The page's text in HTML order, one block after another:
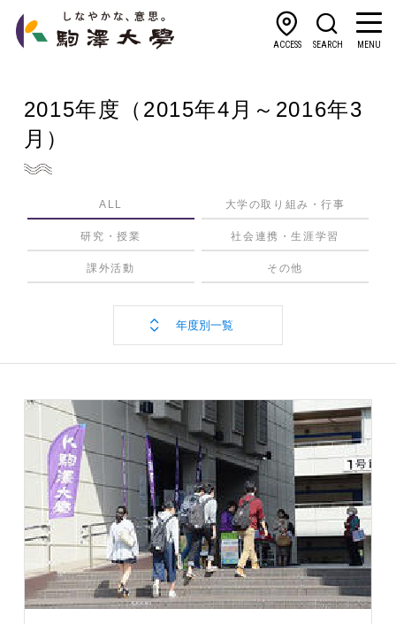
ACCESS SEARCH MENU
2015年度 （2015年4月～2016年3
月）
ALL 大学の取り組み・行事
研究・授業 社会連携・生涯学習
課外活動 その他